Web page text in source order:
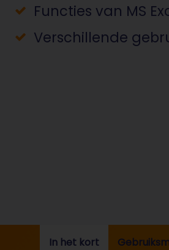
Functies van MS
Verschillende
In het kort